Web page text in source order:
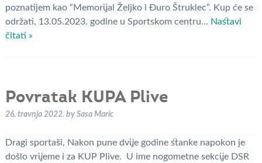
poznatijem kao “Memorijal Željko i Đuro Štruklec”. Kup će se
održati, 13.05.2023. godine u Sportskom centru… Nastavi
čitati »
Povratak KUPA Plive
26. travnja 2022. by Sasa Maric
Dragi sportaši, Nakon pune dvije godine stanke napokon je
došlo vrijeme i za KUP Plive. U ime nogometne sekcije DSR